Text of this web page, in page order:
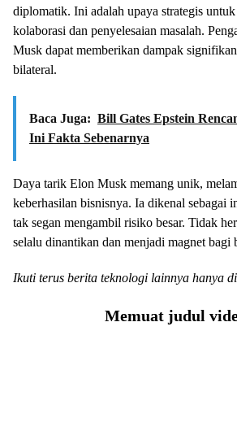
diplomatik. Ini adalah upaya strategis
kolaborasi dan penyelesaian masalah.
Musk dapat memberikan dampak
bilateral.
Baca Juga: Bill Gates Epstein
Ini Fakta Sebenarnya
Daya tarik Elon Musk memang unik,
keberhasilan bisnisnya. Ia dikenal sebagai
tak segan mengambil risiko besar. Tidak
selalu dinantikan dan menjadi magnet bagi
Ikuti terus berita teknologi lainnya hanya di
Memuat judul